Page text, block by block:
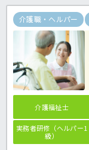
介護職・ヘルパー
介護福祉士
実務者研修（ヘルパー1
級）